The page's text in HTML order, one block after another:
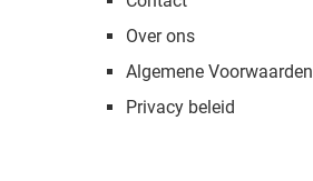
Over ons
Algemene Voorwaarden
Privacy beleid